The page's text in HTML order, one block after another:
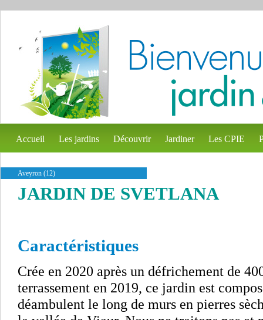
Accueil Les jardins Découvrir Jardiner Les CPIE
Aveyron (12)
JARDIN DE SVETLANA
Caractéristiques
Crée en 2020 après un défrichement de
terrassement en 2019, ce jardin est
déambulent le long de murs en pierres